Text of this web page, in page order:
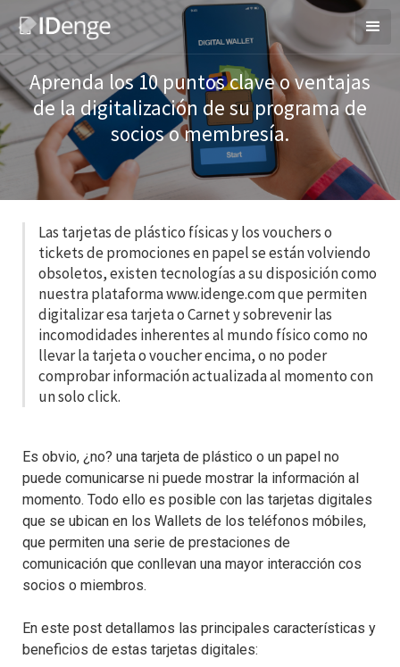
Aprenda los 10 puntos clave o ventajas
de la digitalización de su programa de
socios o membresía.
Las tarjetas de plástico físicas y los vouchers o
tickets de promociones en papel se están volviendo
obsoletos, existen tecnologías a su disposición como
nuestra plataforma www.idenge.com que permiten
digitalizar esa tarjeta o Carnet y sobrevenir las
incomodidades inherentes al mundo físico como no
llevar la tarjeta o voucher encima, o no poder
comprobar información actualizada al momento con
un solo click.
Es obvio, ¿no? una tarjeta de plástico o un papel no
puede comunicarse ni puede mostrar la información al
momento. Todo ello es posible con las tarjetas digitales
que se ubican en los Wallets de los teléfonos móbiles,
que permiten una serie de prestaciones de
comunicación que conllevan una mayor interacción cos
socios o miembros.
En este post detallamos las principales características y
beneficios de estas tarjetas digitales: